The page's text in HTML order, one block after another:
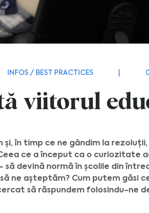
INFOS / BEST PRACTICES
viitorul
și, în timp ce ne gândim la
ce a început ca o curiozitate
devină normă în școlile din
ne așteptăm? Cum putem găsi
să răspundem folosindu-ne